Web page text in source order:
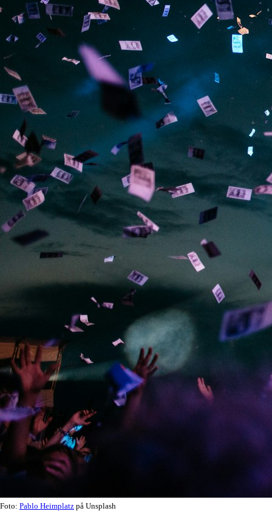
Foto: Pablo Heimplatz på Unsplash